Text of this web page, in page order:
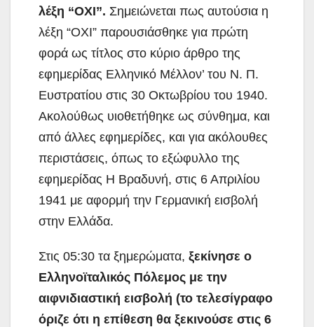
λέξη “ΟΧΙ”. Σημειώνεται πως αυτούσια η
λέξη “ΟΧΙ” παρουσιάσθηκε για πρώτη
φορά ως τίτλος στο κύριο άρθρο της
εφημερίδας Ελληνικό Μέλλον’ του Ν. Π.
Ευστρατίου στις 30 Οκτωβρίου του 1940.
Ακολούθως υιοθετήθηκε ως σύνθημα, και
από άλλες εφημερίδες, και για ακόλουθες
περιστάσεις, όπως το εξώφυλλο της
εφημερίδας Η Βραδυνή, στις 6 Απριλίου
1941 με αφορμή την Γερμανική εισβολή
στην Ελλάδα.
Στις 05:30 τα ξημερώματα, ξεκίνησε ο
Ελληνοϊταλικός Πόλεμος με την
αιφνιδιαστική εισβολή (το τελεσίγραφο
όριζε ότι η επίθεση θα ξεκινούσε στις 6